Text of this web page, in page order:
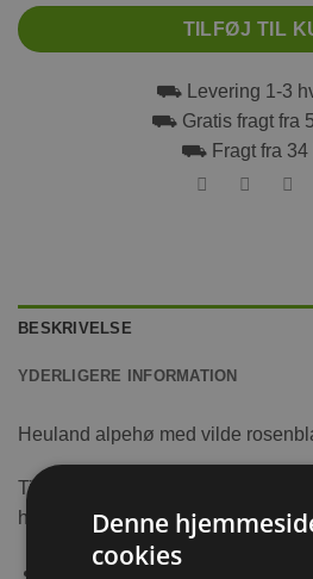
TILFØJ TIL
⛟ Levering 1-3
⛟ Gratis fragt fra
⛟ Fragt fra 34
BESKRIVELSE
YDERLIGERE INFORMATION
Heuland alpehø med vilde
Tilføj lidt extra lækkert til dit
heuland.
Denne
cookies